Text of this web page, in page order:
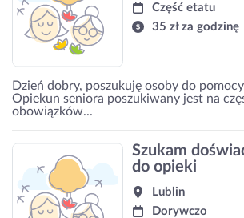
Część etatu
35 zł za godzinę
Dzień dobry, poszukuję osoby do
Opiekun seniora poszukiwany jest na
obowiązków...
Szukam
do opieki
Lublin
Dorywczo